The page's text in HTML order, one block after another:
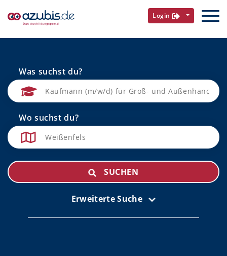
Login
Was suchst du?
Wo suchst du?
SUCHEN
Erweiterte Suche